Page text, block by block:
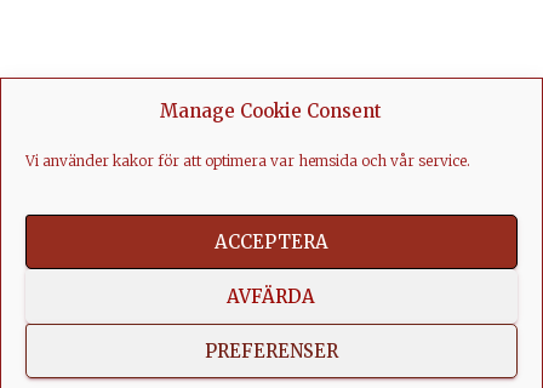
Manage Cookie Consent
Vi använder kakor för att optimera var hemsida och vår service.
ACCEPTERA
AVFÄRDA
PREFERENSER
LINKEDIN YOUTUBE
Hestia | Developed byThemeIsle